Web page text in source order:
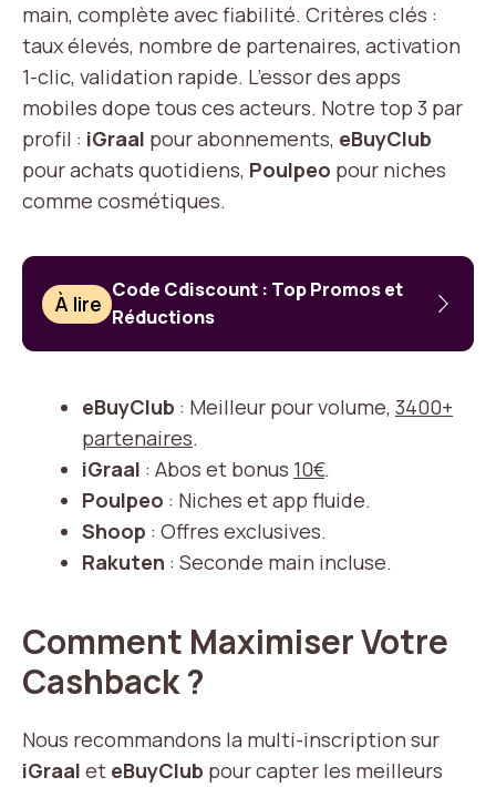
main, complète avec fiabilité. Critères clés :
taux élevés, nombre de partenaires, activation
1-clic, validation rapide. L’essor des apps
mobiles dope tous ces acteurs. Notre top 3 par
profil : iGraal pour abonnements, eBuyClub
pour achats quotidiens, Poulpeo pour niches
comme cosmétiques.
À lire
Code Cdiscount : Top Promos et
Réductions
eBuyClub : Meilleur pour volume, 3400+
partenaires.
iGraal : Abos et bonus 10€.
Poulpeo : Niches et app fluide.
Shoop : Offres exclusives.
Rakuten : Seconde main incluse.
Comment Maximiser Votre
Cashback ?
Nous recommandons la multi-inscription sur
iGraal et eBuyClub pour capter les meilleurs